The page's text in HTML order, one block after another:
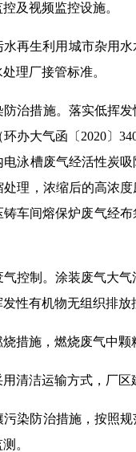
及视频监控设施。
再生利用城市杂用
理厂接管标准。
防治措施。落实低挥
办大气函〔2020〕
泳槽废气经活性炭
理，浓缩后的高浓
车间熔保炉废气经
控制。涂装废气大
性有机物无组织排放
措施，燃烧废气中
清洁运输方式，厂
污染防治措施，按照
。